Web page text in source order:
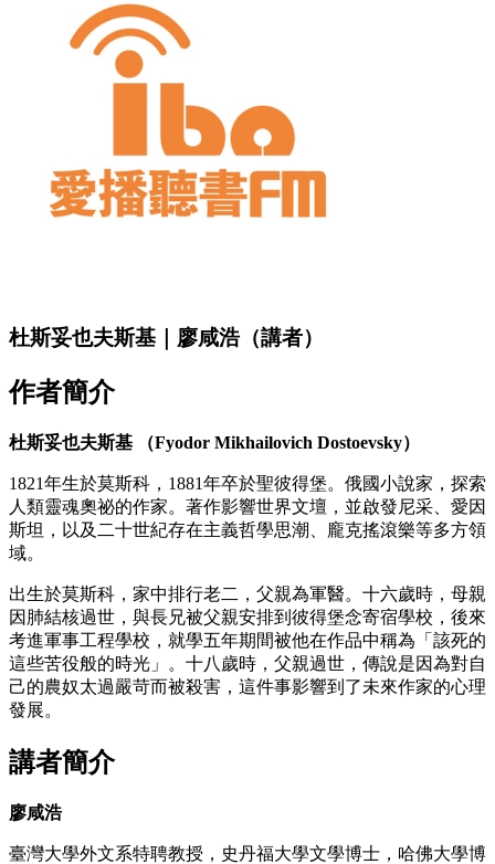
杜斯妥也夫斯基｜廖咸浩（講者）
作者簡介
杜斯妥也夫斯基 （Fyodor Mikhailovich Dostoevsky）
1821年生於莫斯科，1881年卒於聖彼得堡。俄國小說家，探索
人類靈魂奧祕的作家。著作影響世界文壇，並啟發尼采、愛因
斯坦，以及二十世紀存在主義哲學思潮、龐克搖滾樂等多方領
域。
出生於莫斯科，家中排行老二，父親為軍醫。十六歲時，母親
因肺結核過世，與長兄被父親安排到彼得堡念寄宿學校，後來
考進軍事工程學校，就學五年期間被他在作品中稱為「該死的
這些苦役般的時光」。十八歲時，父親過世，傳說是因為對自
己的農奴太過嚴苛而被殺害，這件事影響到了未來作家的心理
發展。
講者簡介
廖咸浩
臺灣大學外文系特聘教授，史丹福大學文學博士，哈佛大學博